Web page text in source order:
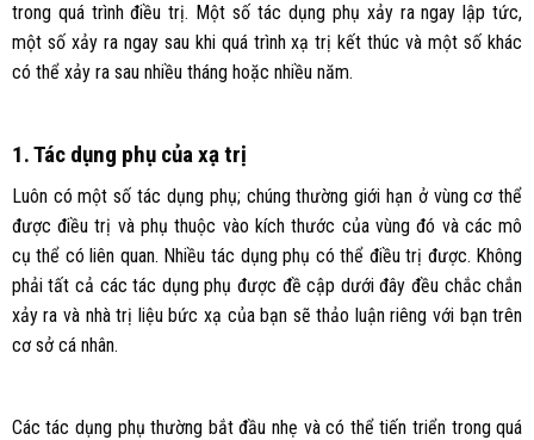
trong quá trình điều trị. Một số tác dụng phụ xảy ra ngay lập tức,
một số xảy ra ngay sau khi quá trình xạ trị kết thúc và một số khác
có thể xảy ra sau nhiều tháng hoặc nhiều năm.
1. Tác dụng phụ của xạ trị
Luôn có một số tác dụng phụ; chúng thường giới hạn ở vùng cơ thể
được điều trị và phụ thuộc vào kích thước của vùng đó và các mô
cụ thể có liên quan. Nhiều tác dụng phụ có thể điều trị được. Không
phải tất cả các tác dụng phụ được đề cập dưới đây đều chắc chắn
xảy ra và nhà trị liệu bức xạ của bạn sẽ thảo luận riêng với bạn trên
cơ sở cá nhân.
Các tác dụng phụ thường bắt đầu nhẹ và có thể tiến triển trong quá